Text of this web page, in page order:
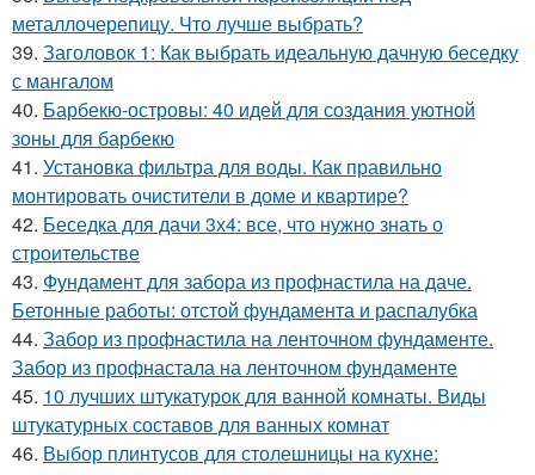
металлочерепицу. Что лучше выбрать?
39. Заголовок 1: Как выбрать идеальную дачную беседку
с мангалом
40. Барбекю-островы: 40 идей для создания уютной
зоны для барбекю
41. Установка фильтра для воды. Как правильно
монтировать очистители в доме и квартире?
42. Беседка для дачи 3х4: все, что нужно знать о
строительстве
43. Фундамент для забора из профнастила на даче.
Бетонные работы: отстой фундамента и распалубка
44. Забор из профнастила на ленточном фундаменте.
Забор из профнастала на ленточном фундаменте
45. 10 лучших штукатурок для ванной комнаты. Виды
штукатурных составов для ванных комнат
46. Выбор плинтусов для столешницы на кухне: